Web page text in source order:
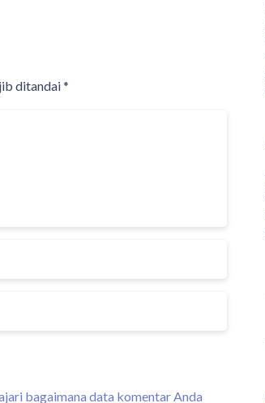
ditandai*
bagaimana data komentar Anda